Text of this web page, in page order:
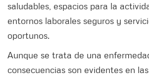
saludables, espacios para la
entornos laborales seguros y
oportunos.
Aunque se trata de una
consecuencias son evidentes en